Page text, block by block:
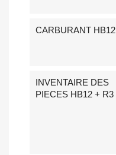
CARBURANT HB12
INVENTAIRE DES
PIECES HB12 + R3